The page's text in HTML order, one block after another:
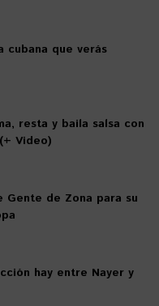
cubana que verás
resta y baila salsa con
Video)
Gente de Zona para su
hay entre Nayer y